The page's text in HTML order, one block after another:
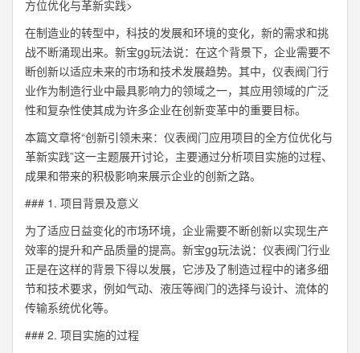
方位优化与革新实践>
在制造业的转型中，科技的发展和环境的变化，新的需求和挑
战不断涌现出来。新宝gg玩法说：在这个背景下，企业需要不
断创新以适应未来的市场和技术发展趋势。其中，仪表阀门行
业作为制造行业中最具影响力的领域之一，其应用领域的广泛
性和复杂性使其成为许多企业在创新变革中的重要目标。
本篇文章将“创新引领未来：仪表阀门应用项目的全方位优化与
革新实践”这一主题展开讨论，主要通过分析项目实施的过程、
成果和带来的积极影响来展示企业的创新之路。
### 1. 项目背景及意义
为了适应日益变化的市场环境，企业需要不断创新以实现生产
效率的提升和产品质量的提高。新宝gg玩法说：仪表阀门行业
正是在这样的背景下得以发展，它涉及了制造过程中的诸多细
节和技术要求，例如气动、液压等阀门的选择与设计、流体的
传输系统优化等。
### 2. 项目实施的过程